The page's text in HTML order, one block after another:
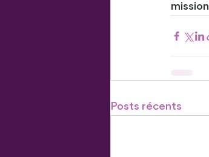
Posts récents